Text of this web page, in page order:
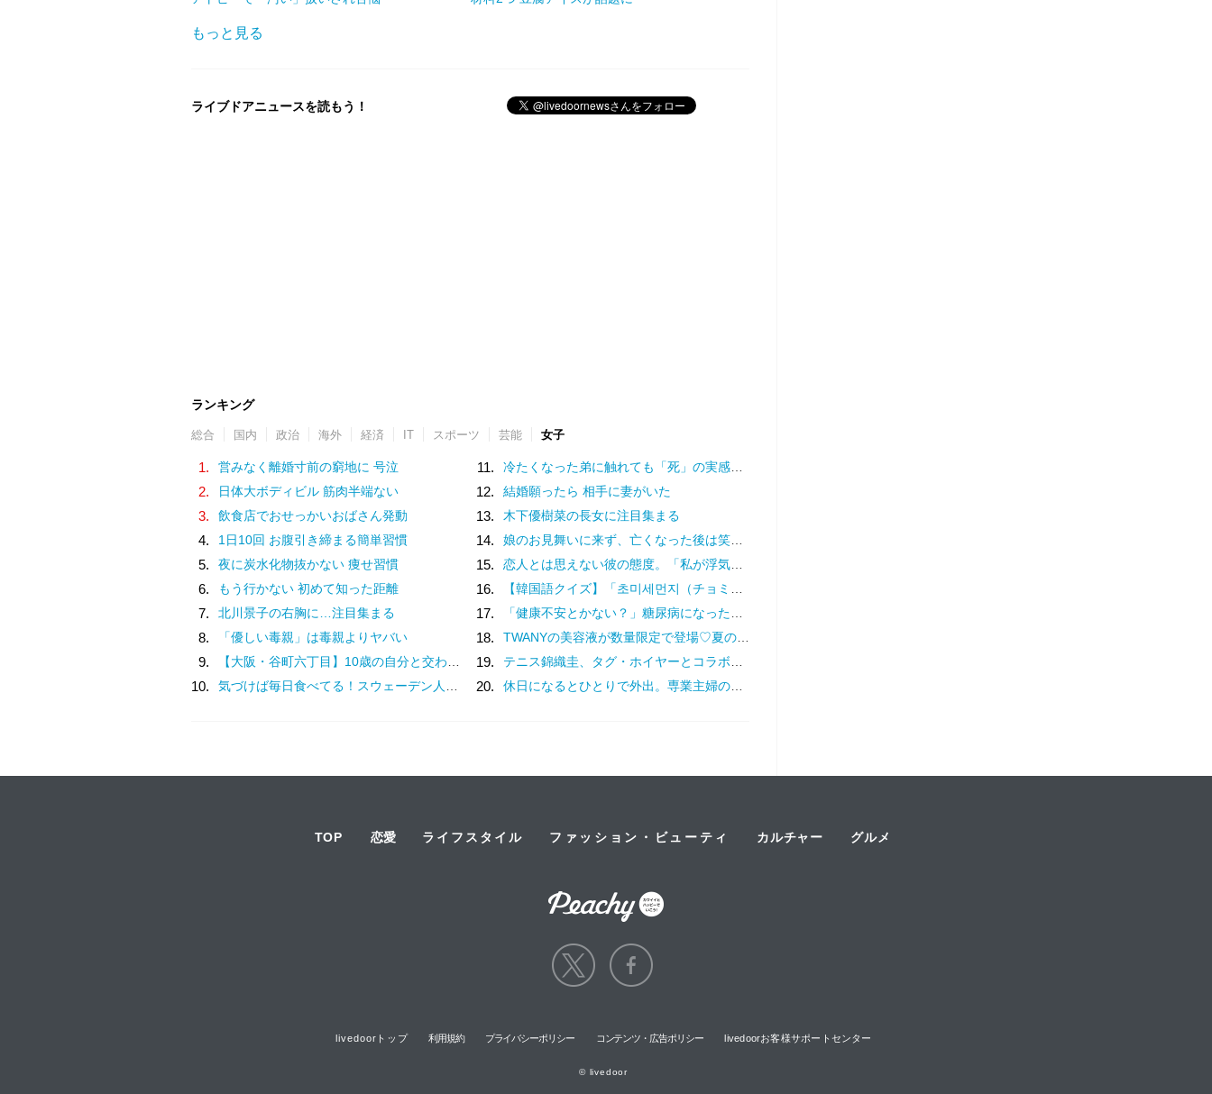
もっと見る
ライブドアニュースを読もう！
ランキング
総合 国内 政治 海外 経済 IT スポーツ 芸能 女子
1. 営みなく離婚寸前の窮地に 号泣
2. 日体大ボディビル 筋肉半端ない
3. 飲食店でおせっかいおばさん発動
4. 1日10回 お腹引き締まる簡単習慣
5. 夜に炭水化物抜かない 痩せ習慣
6. もう行かない 初めて知った距離
7. 北川景子の右胸に…注目集まる
8. 「優しい毒親」は毒親よりヤバい
9. 【大阪・谷町六丁目】10歳の自分と交わした約束。名店での猛修業を経てオープンした「ma journée（マジョルネ）」が提案する、日常に寄り添うフランス菓子
10. 気づけば毎日食べてる！スウェーデン人漫画家がリピートし続ける日本の定番食
11. 冷たくなった弟に触れても「死」の実感がなかった姉。納棺の時に現実を突きつけられて
12. 結婚願ったら 相手に妻がいた
13. 木下優樹菜の長女に注目集まる
14. 娘のお見舞いに来ず、亡くなった後は笑顔を浮かべる母親。冷たすぎる態度に、一つの疑惑が頭をよぎる…／ナース漫画
15. 恋人とは思えない彼の態度。「私が浮気相手かも？」と別れ話を切り出すと／モラハラ彼氏と別れたい（15）
16. 【韓国語クイズ】「초미세먼지（チョミセモンジ）」の意味は？大気汚染に関する単語！
17. 「健康不安とかない？」糖尿病になった友人からの声がけで、10年ぶりにダイエットを決意！／人生で一番楽に17kgのダイエットに成功しました（1）
18. TWANYの美容液が数量限定で登場♡夏の乾燥ダメージにうるおい集中ケア
19. テニス錦織圭、タグ・ホイヤーとコラボで限定時計「アクアレーサー Air-K2」
20. 休日になるとひとりで外出。専業主婦の妻を見てため息をつく夫は、何を隠している？／離婚してもいいですか？ 翔子の場合（16）
TOP 恋愛 ライフスタイル ファッション・ビューティ カルチャー グルメ
livedoorトップ 利用規約 プライバシーポリシー コンテンツ・広告ポリシー livedoorお客様サポートセンター
© livedoor